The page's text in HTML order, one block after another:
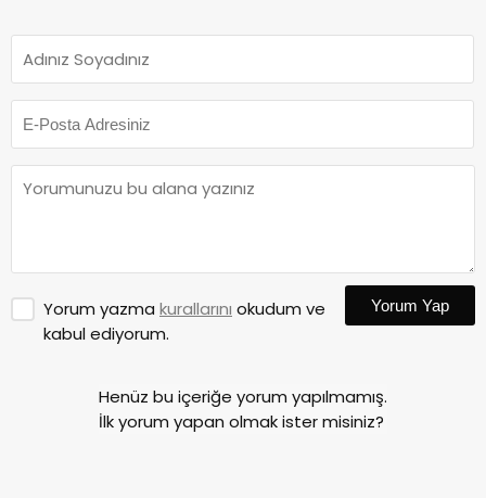
Yorum yazma kurallarını okudum ve
kabul ediyorum.
Yorum Yap
Henüz bu içeriğe yorum yapılmamış.
İlk yorum yapan olmak ister misiniz?